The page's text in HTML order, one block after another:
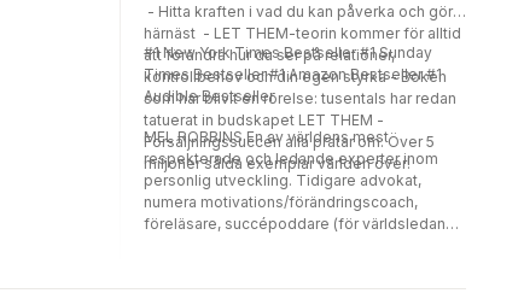
- Hitta kraften i vad du kan påverka och göra
härnäst - LET THEM-teorin kommer för alltid
att förändra hur du ser på relationer,
kontrollbehov och din egen styrka - Boken
som har blivit en rörelse: tusentals har redan
tatuerat in budskapet LET THEM -
Försäljningssuccén alla pratar om: Över 5
miljoner sålda exemplar världen över!
#1 New York Times Bestseller #1 Sunday
Times Bestseller #1 Amazon Bestseller #1
Audible Bestseller
MEL ROBBINS En av världens mest
respekterade och ledande experter inom
personlig utveckling. Tidigare advokat,
numera motivations/förändringscoach,
föreläsare, succépoddare (för världsledande
Boston tillsammans med sin make,